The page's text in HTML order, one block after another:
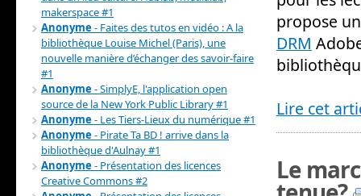
propose
DRM
Lire cet
Le
makerspace #1
Anonyme- Faites des tutos en vidéo : A la
bibliothèque Louise Michel (Paris), une
nouvelle manière d’échanger des savoir-faire
#1
Anonyme- SimplyE, l'application open
source de la New York Public Library #1
Anonyme- Les Tiers-Lieux du numérique #1
Anonyme- Pirate Ta BD ! arrive dans la
bibliothèque d'Aulnay #1
Anonyme- Présentation des licences
Creative Commons #2